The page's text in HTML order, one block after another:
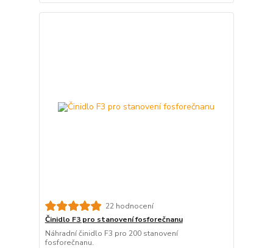
22 hodnocení
Činidlo F3 pro stanovení fosforečnanu
Náhradní činidlo F3 pro 200 stanovení
fosforečnanu.